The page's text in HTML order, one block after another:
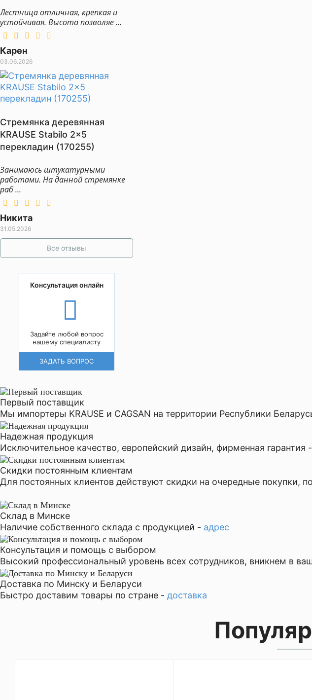
Лестница отличная, крепкая и
устойчивая. Высота позволяе ...
Карен
03.06.2026
Стремянка деревянная
KRAUSE Stabilo 2x5
перекладин (170255)
Занимаюсь штукатурными
работами. На данной стремянке
раб ...
Никита
31.05.2026
Все отзывы
Консультация онлайн
Задайте любой вопрос
нашему специалисту
ЗАДАТЬ ВОПРОС
Первый поставщик
Мы импортеры KRAUSE и CAGSAN на территории Республики
Надежная продукция
Исключительное качество, европейский дизайн, фирменная гарантия -
Скидки постоянным клиентам
Для постоянных клиентов действуют скидки на очередные покупки,
Склад в Минске
Наличие собственного склада с продукцией - адрес
Консультация и помощь с выбором
Высокий профессиональный уровень всех сотрудников, вникнем в
Доставка по Минску и Беларуси
Быстро доставим товары по стране - доставка